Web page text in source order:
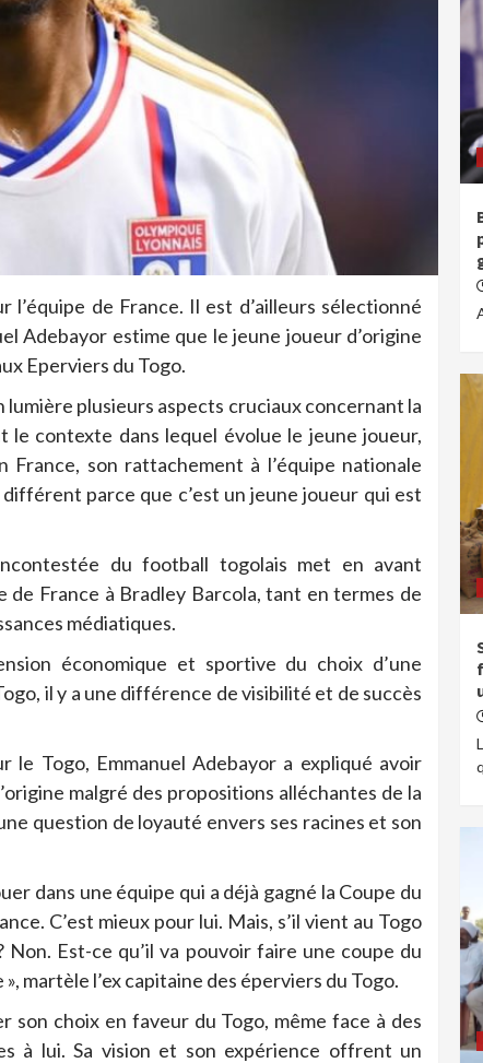
de France. Il est d’ailleurs sélectionné
Adebayor estime que le jeune joueur d’origine
Eperviers du Togo.
plusieurs aspects cruciaux concernant la
contexte dans lequel évolue le jeune joueur,
son rattachement à l’équipe nationale
parce que c’est un jeune joueur qui est
du football togolais met en avant
France à Bradley Barcola, tant en termes de
médiatiques.
économique et sportive du choix d’une
il y a une différence de visibilité et de succès
Togo, Emmanuel Adebayor a expliqué avoir
malgré des propositions alléchantes de la
question de loyauté envers ses racines et son
dans une équipe qui a déjà gagné la Coupe du
C’est mieux pour lui. Mais, s’il vient au Togo
Est-ce qu’il va pouvoir faire une coupe du
martèle l’ex capitaine des éperviers du Togo.
son choix en faveur du Togo, même face à des
à lui. Sa vision et son expérience offrent un